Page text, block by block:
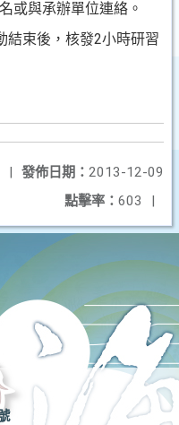
或與承辦單位連絡。
結束後，核發2小時研習
發佈日期： 2013-12-09
|
點擊率： 603 |